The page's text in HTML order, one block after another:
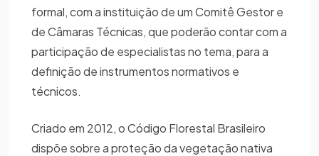
formal, com a instituição de um Comitê Gestor e
de Câmaras Técnicas, que poderão contar com a
participação de especialistas no tema, para a
definição de instrumentos normativos e
técnicos.
Criado em 2012, o Código Florestal Brasileiro
dispõe sobre a proteção da vegetação nativa